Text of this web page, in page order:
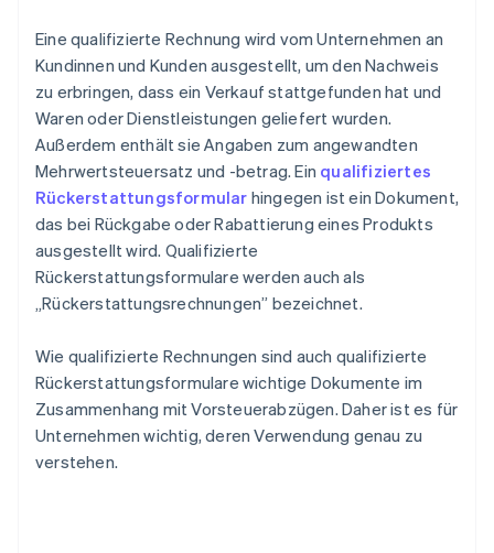
Eine qualifizierte Rechnung wird vom Unternehmen an
Kundinnen und Kunden ausgestellt, um den Nachweis
zu erbringen, dass ein Verkauf stattgefunden hat und
Waren oder Dienstleistungen geliefert wurden.
Außerdem enthält sie Angaben zum angewandten
Mehrwertsteuersatz und -betrag. Ein qualifiziertes
Rückerstattungsformular hingegen ist ein Dokument,
das bei Rückgabe oder Rabattierung eines Produkts
ausgestellt wird. Qualifizierte
Rückerstattungsformulare werden auch als
„Rückerstattungsrechnungen” bezeichnet.
Wie qualifizierte Rechnungen sind auch qualifizierte
Rückerstattungsformulare wichtige Dokumente im
Zusammenhang mit Vorsteuerabzügen. Daher ist es für
Unternehmen wichtig, deren Verwendung genau zu
verstehen.